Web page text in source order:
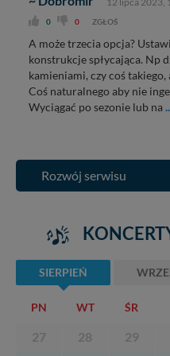
0 0 ZGŁOŚ
A może trzecia opcja?
konstrukcje spłycająca. Np
kamieniami, czy coś
Coś naturalnego aby nie
Wyciągać po sezonie lub na
Rozwój serwisu
SIERPIEŃ
PN WT ŚR
27 28 29